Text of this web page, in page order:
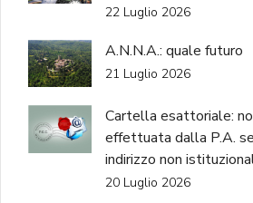
22 Luglio 2026
A.N.N.A.: quale futuro
21 Luglio 2026
Cartella esattoriale:
effettuata dalla P.A.
indirizzo non
20 Luglio 2026